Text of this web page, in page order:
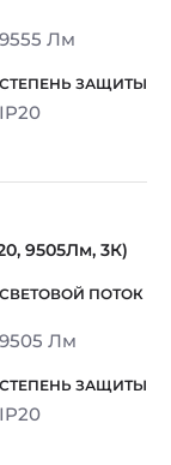
9555 Лм
IP20
9505Лм, 3К)
9505 Лм
IP20